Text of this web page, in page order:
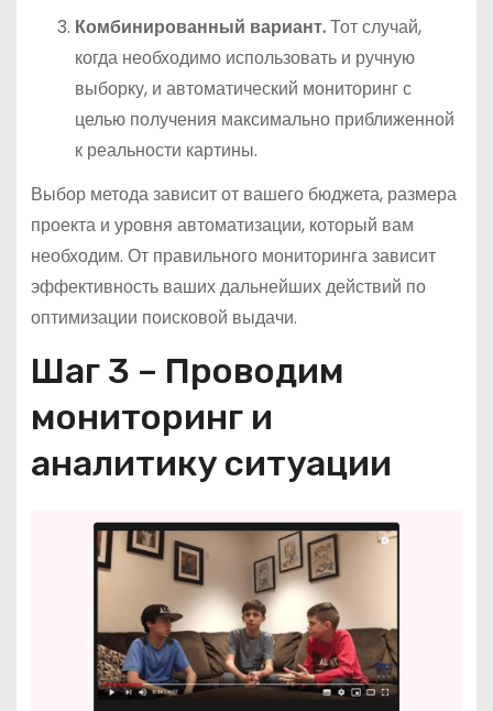
Комбинированный вариант.Тот случай,
когда необходимо использовать и ручную
выборку, и автоматический мониторинг с
целью получения максимально приближенной
к реальности картины.
Выбор метода зависит от вашего бюджета, размера
проекта и уровня автоматизации, который вам
необходим. От правильного мониторинга зависит
эффективность ваших дальнейших действий по
оптимизации поисковой выдачи.
Шаг 3 – Проводим
мониторинг и
аналитику ситуации